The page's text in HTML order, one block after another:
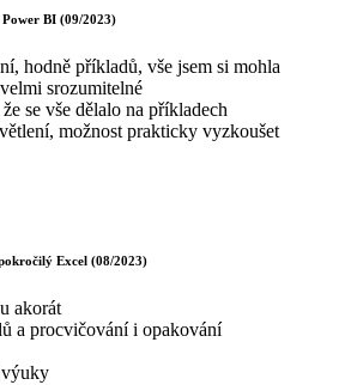
Power BI (09/2023)
hodně příkladů, vše jsem si mohla
srozumitelné
se vše dělalo na příkladech
možnost prakticky vyzkoušet
Excel (08/2023)
akorát
a procvičování i opakování